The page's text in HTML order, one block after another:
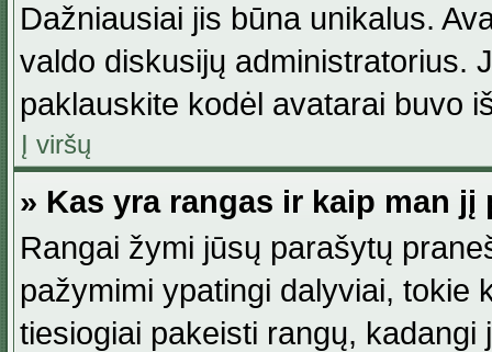
Dažniausiai jis būna unikalus.
valdo diskusijų administratorius.
paklauskite kodėl avatarai buvo
Į viršų
» Kas yra rangas ir kaip man jį
Rangai žymi jūsų parašytų
pažymimi ypatingi dalyviai, tokie
tiesiogiai pakeisti rangų,